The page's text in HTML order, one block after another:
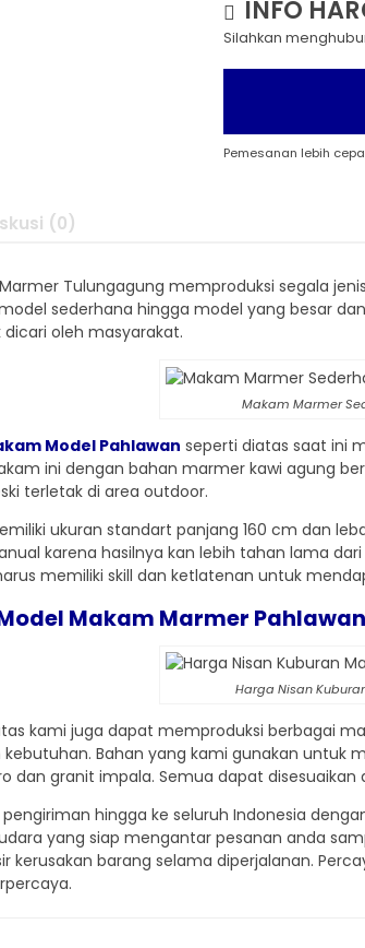
INFO
Silahkan
Pemesanan lebih
(0)
Tulungagung memproduksi segala
sederhana hingga model yang besar
oleh masyarakat.
Makam Marmer
Model Pahlawan seperti diatas saat ini
ini dengan bahan marmer kawi agung
terletak di area outdoor.
ukuran standart panjang 160 cm dan
karena hasilnya kan lebih tahan lama
memiliki skill dan ketlatenan untuk
Makam Marmer
Harga Nisan
kami juga dapat memproduksi berbagai
Bahan yang kami gunakan
dan granit impala. Semua dapat disesuaikan
hingga ke seluruh Indonesia
yang siap mengantar pesanan anda
barang selama diperjalanan.